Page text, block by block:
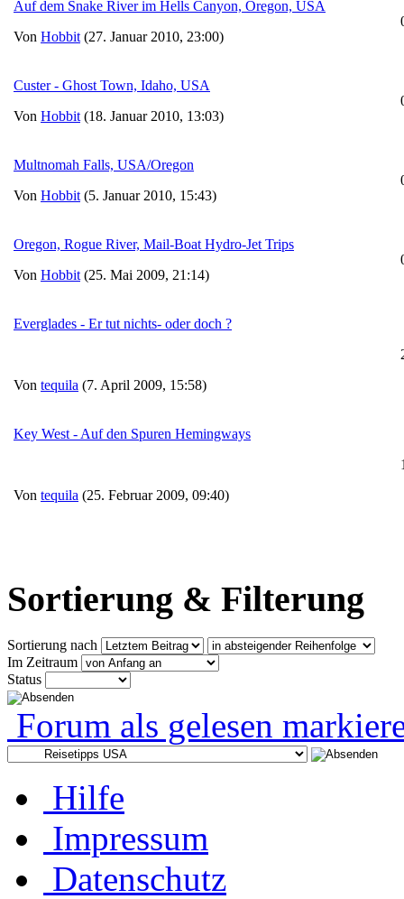
Auf dem Snake River im Hells Canyon, Oregon, USA
Von Hobbit (27. Januar 2010, 23:00)
Custer - Ghost Town, Idaho, USA
Von Hobbit (18. Januar 2010, 13:03)
Multnomah Falls, USA/Oregon
Von Hobbit (5. Januar 2010, 15:43)
Oregon, Rogue River, Mail-Boat Hydro-Jet Trips
Von Hobbit (25. Mai 2009, 21:14)
Everglades - Er tut nichts- oder doch ?
Von tequila (7. April 2009, 15:58)
Key West - Auf den Spuren Hemingways
Von tequila (25. Februar 2009, 09:40)
Sortierung & Filterung
Sortierung nach
Im Zeitraum
Status
Forum als gelesen
Hilfe
Impressum
Datenschutz